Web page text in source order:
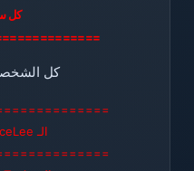
كل
كل
الـ BruceLee كاّمل 100% ,